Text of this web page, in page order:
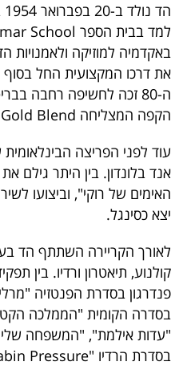
דרושים
ניוזלטרים
מייל
אדום
פרסמו
עקבו
אחרינו:
ה-80 זכה לחשיפה רחבה
הקפה המצליחה Nescafé Gold Blend.
עוד לפני הפריצה הבינלאומית
אנד בלונדון. בין היתר גילם
יצא כסינגל.
לאורך הקריירה השתתף הד
קולנוע, תיאטרון ורדיו. בין
פנדרגון בסדרת הפנטזיה
בסדרה הקומית "הממלכה
"עדות אילמת", "המשפחה שלי"
בסדרת הרדיו "Cabin Pressure" של BBC Radio 4.